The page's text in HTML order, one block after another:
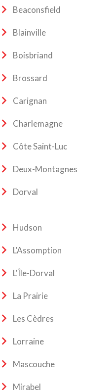
Beaconsfield
Blainville
Boisbriand
Brossard
Carignan
Charlemagne
Côte Saint-Luc
Deux-Montagnes
Dorval
Hudson
L'Assomption
L'Île-Dorval
La Prairie
Les Cèdres
Lorraine
Mascouche
Mirabel